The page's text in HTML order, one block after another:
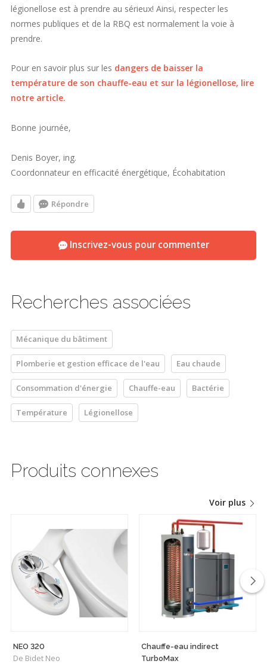
légionellose est à prendre au sérieux! Ainsi, respecter les
normes publiques et de la RBQ est normalement la voie à
prendre.
Pour en savoir plus sur les dangers de baisser la
température de son chauffe-eau et sur la légionellose, lire
notre article.
Bonne journée,
Denis Boyer, ing.
Coordonnateur en efficacité énergétique, Écohabitation
Répondre
Inscrivez-vous pour commenter
Recherches associées
Mécanique du bâtiment
Plomberie et gestion efficace de l'eau Eau chaude
Consommation d'énergie Chauffe-eau Bactérie
Température Légionellose
Produits connexes
Voir plus
NEO 320
De Bidet Neo
Chauffe-eau indirect
TurboMax